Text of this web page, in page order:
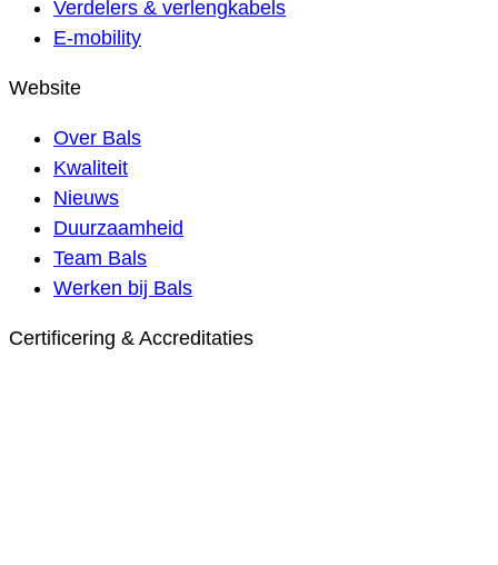
Verdelers & verlengkabels
E-mobility
Website
Over Bals
Kwaliteit
Nieuws
Duurzaamheid
Team Bals
Werken bij Bals
Certificering & Accreditaties